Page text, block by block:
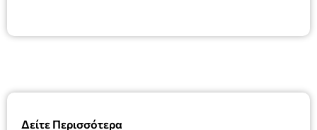
Δείτε Περισσότερα